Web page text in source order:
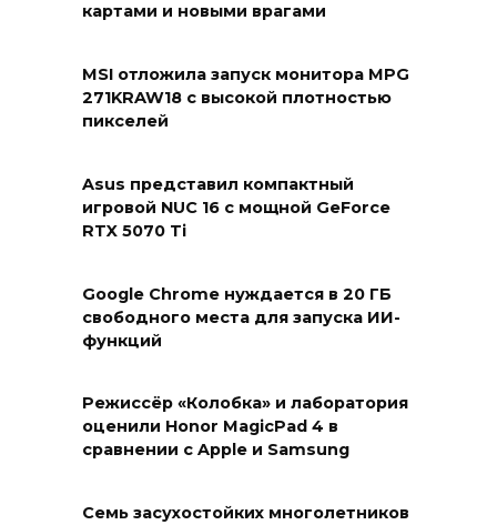
картами и новыми врагами
MSI отложила запуск монитора MPG
271KRAW18 с высокой плотностью
пикселей
Asus представил компактный
игровой NUC 16 с мощной GeForce
RTX 5070 Ti
Google Chrome нуждается в 20 ГБ
свободного места для запуска ИИ-
функций
Режиссёр «Колобка» и лаборатория
оценили Honor MagicPad 4 в
сравнении с Apple и Samsung
Семь засухостойких многолетников